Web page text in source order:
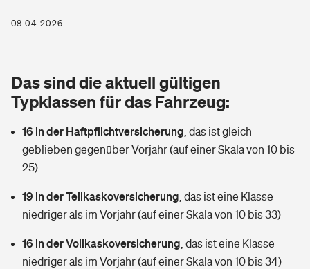
Zur Übersicht
Tools
Wer versichert was: Jetzt Versicherer finden
Sie haben Fragen?
Glasversicherung
Mietkautionsversicherung
Restkreditversicherung
Kinderunfall­ver­si­che­rung
Kinderinvalidität
Hundehalter-Haftpflicht
Private Krankenversicherung
Dread-Disease-Versicherung
Tierkrankenversicherung
Zur Übersicht
Tools
Wer versichert was: Jetzt Versicherer finden
08.04.2026
Das sind die aktuell gültigen
Typklassen für das Fahrzeug:
16 in der Haftpflichtversicherung das ist gleich
geblieben gegenüber Vorjahr (auf einer Skala von 10 bis
25)
19 in der Teilkaskoversicherung das ist eine Klasse
niedriger als im Vorjahr (auf einer Skala von 10 bis 33)
16 in der Vollkaskoversicherung das ist eine Klasse
niedriger als im Vorjahr (auf einer Skala von 10 bis 34)